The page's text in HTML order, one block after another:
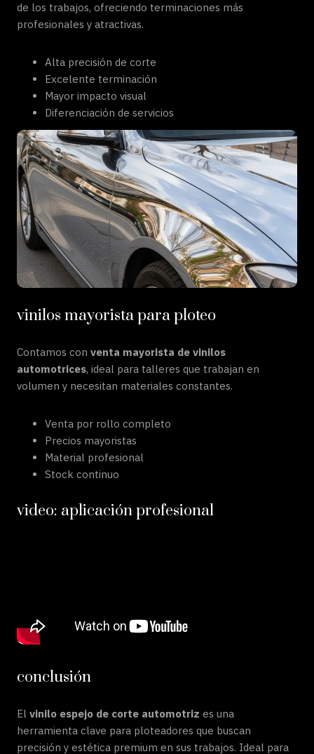
de los trabajos, ofreciendo terminaciones más
profesionales y atractivas.
Alta precisión de corte
Excelente terminación
Mayor impacto visual
Diferenciación de servicios
vinilos mayorista para ploteo
Contamos con venta mayorista de vinilos
automotrices, ideal para talleres que trabajan en
volumen y necesitan materiales constantes.
Venta por rollo completo
Precios mayoristas
Material profesional
Stock continuo
video: aplicación profesional
conclusión
El vinilo espejo de corte automotriz es una
herramienta clave para ploteadores que buscan
precisión y estética premium en sus trabajos. Ideal para